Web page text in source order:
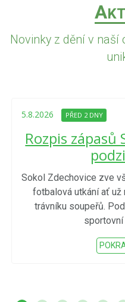
A
Novinky z dění v naší
5.8.2026 PŘED 2 DNY
Rozpis zápasů
Sokol Zdechovice zve
fotbalová utkání ať
trávníku soupeřů.
sportovní